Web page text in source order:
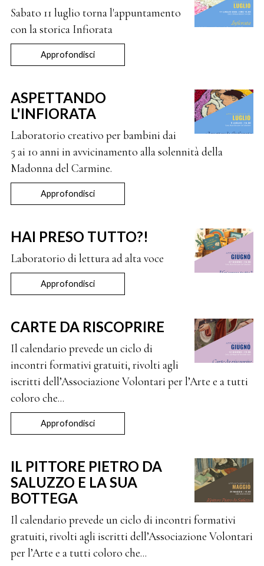
Sabato 11 luglio torna l'appuntamento
con la storica Infiorata
Approfondisci
ASPETTANDO
L'INFIORATA
Laboratorio creativo per bambini dai
5 ai 10 anni in avvicinamento alla solennità della
Madonna del Carmine.
Approfondisci
HAI PRESO TUTTO?!
Laboratorio di lettura ad alta voce
Approfondisci
CARTE DA RISCOPRIRE
Il calendario prevede un ciclo di
incontri formativi gratuiti, rivolti agli
iscritti dell’Associazione Volontari per l’Arte e a tutti
coloro che...
Approfondisci
IL PITTORE PIETRO DA
SALUZZO E LA SUA
BOTTEGA
Il calendario prevede un ciclo di incontri formativi
gratuiti, rivolti agli iscritti dell’Associazione Volontari
per l’Arte e a tutti coloro che...